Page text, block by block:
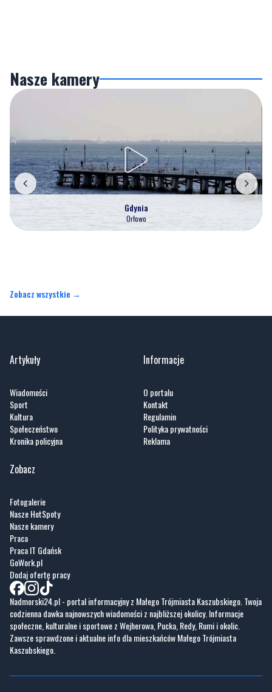
Nasze kamery
Gdynia
Orłowo
Zobacz wszystkie →
Artykuły
Wiadomości
Sport
Kultura
Społeczeństwo
Kronika policyjna
Informacje
O portalu
Kontakt
Regulamin
Polityka prywatności
Reklama
Zobacz
Fotogalerie
Nasze HotSpoty
Nasze kamery
Praca
Praca IT Gdańsk
GoWork.pl
Dodaj ofertę pracy
Nadmorski24.pl - portal informacyjny z Małego Trójmiasta Kaszubskiego. Twoja
codzienna dawka najnowszych wiadomości z najbliższej okolicy. Informacje
społeczne, kulturalne i sportowe z Wejherowa, Pucka, Redy, Rumi i okolic.
Zawsze sprawdzone i aktualne info dla mieszkańców Małego Trójmiasta
Kaszubskiego.